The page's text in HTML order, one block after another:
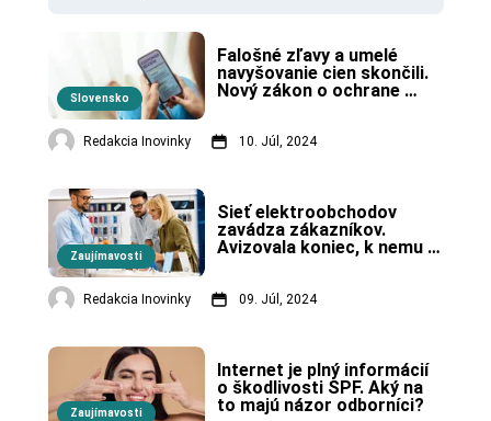
Slovensko
Falošné zľavy a umelé
navyšovanie cien skončili.
Nový zákon o ochrane
Redakcia Inovinky 10. Júl, 2024
Zaujímavosti
Sieť elektroobchodov
zavádza zákazníkov.
Avizovala koniec, k nemu
Redakcia Inovinky 09. Júl, 2024
Zaujímavosti
Internet je plný informácií
o škodlivosti SPF. Aký na
to majú názor odborníci?